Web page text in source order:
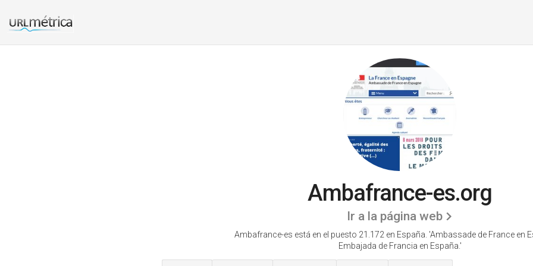
Ambafrance-es.org
Ir a la página web
Ambafrance-es está en el puesto 21.172 en España. 'Ambassade de France en
Embajada de Francia en España.'